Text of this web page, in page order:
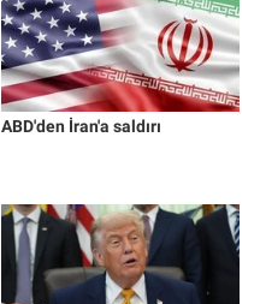
ABD'den İran'a saldırı